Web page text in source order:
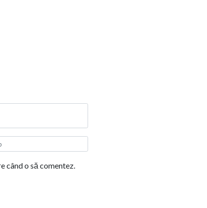
când o să comentez.